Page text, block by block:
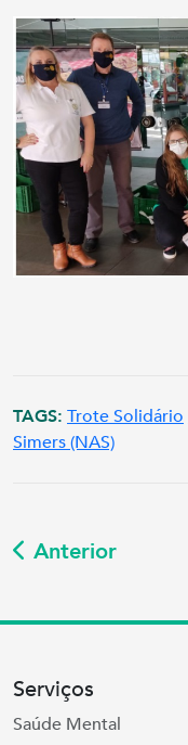
TAGS: Trote Solidário
Simers (NAS)
Anterior
Serviços
Saúde Mental